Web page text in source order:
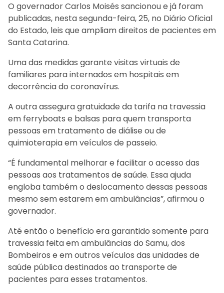
O governador Carlos Moisés sancionou e já foram
publicadas, nesta segunda-feira, 25, no Diário Oficial
do Estado, leis que ampliam direitos de pacientes em
Santa Catarina.
Uma das medidas garante visitas virtuais de
familiares para internados em hospitais em
decorrência do coronavírus.
A outra assegura gratuidade da tarifa na travessia
em ferryboats e balsas para quem transporta
pessoas em tratamento de diálise ou de
quimioterapia em veículos de passeio.
“É fundamental melhorar e facilitar o acesso das
pessoas aos tratamentos de saúde. Essa ajuda
engloba também o deslocamento dessas pessoas
mesmo sem estarem em ambulâncias”, afirmou o
governador.
Até então o benefício era garantido somente para
travessia feita em ambulâncias do Samu, dos
Bombeiros e em outros veículos das unidades de
saúde pública destinados ao transporte de
pacientes para esses tratamentos.